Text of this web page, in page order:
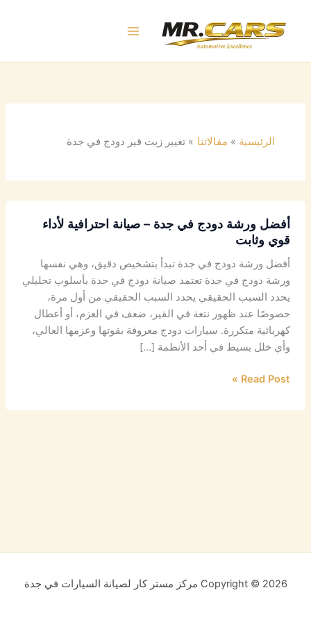
المحتوى
الرئيسية مقالاتنا تغيير زيت قير دودج في جدة
أفضل ورشة دودج في جدة – صيانة احترافية لأداء
قوي وثابت
أفضل ورشة دودج في جدة تبدأ بتشخيص دقيق، وهي نفسها
ورشة دودج في جدة تعتمد صيانة دودج في جدة بأسلوب تحليلي
يحدد السبب الحقيقي يحدد السبب الحقيقي من أول مرة،
خصوصًا عند ظهور نتعة في القير، ضعف في العزم، أو أعطال
كهربائية متكررة. سيارات دودج معروفة بقوتها وعزمها العالي،
وأي خلل بسيط في أحد الأنظمة […]
Read Post »
Copyright © 2026 مركز مستر كار لصيانة السيارات في جدة